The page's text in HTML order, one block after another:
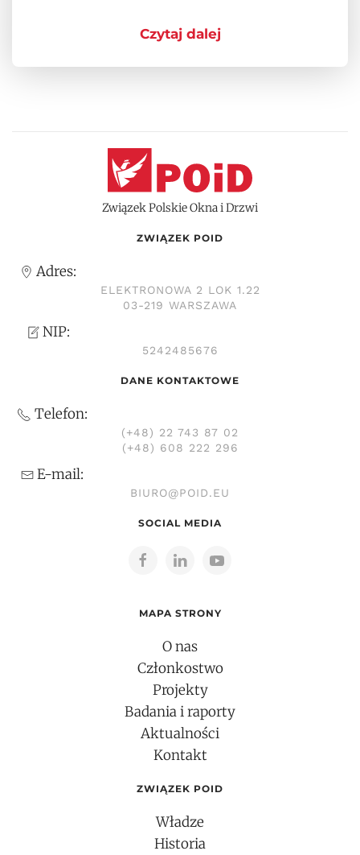
Czytaj dalej
Związek Polskie Okna i Drzwi
ZWIĄZEK POID
Adres:
ELEKTRONOWA 2 LOK 1.22
03-219 WARSZAWA
NIP:
5242485676
DANE KONTAKTOWE
Telefon:
(+48) 22 743 87 02
(+48) 608 222 296
E-mail:
BIURO@POID.EU
SOCIAL MEDIA
MAPA STRONY
O nas
Członkostwo
Projekty
Badania i raporty
Aktualności
Kontakt
ZWIĄZEK POID
Władze
Historia